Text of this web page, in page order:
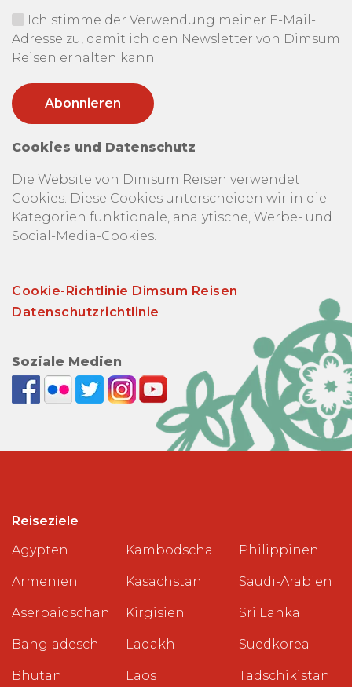
Ich stimme der Verwendung meiner E-Mail-
Adresse zu, damit ich den Newsletter von Dimsum
Reisen erhalten kann.
Cookies und Datenschutz
Die Website von Dimsum Reisen verwendet
Cookies. Diese Cookies unterscheiden wir in die
Kategorien funktionale, analytische, Werbe- und
Social-Media-Cookies.
Cookie-Richtlinie Dimsum Reisen
Datenschutzrichtlinie
Soziale Medien
Reiseziele
Ägypten
Armenien
Aserbaidschan
Bangladesch
Bhutan
Kambodscha
Kasachstan
Kirgisien
Ladakh
Laos
Philippinen
Saudi-Arabien
Sri Lanka
Suedkorea
Tadschikistan